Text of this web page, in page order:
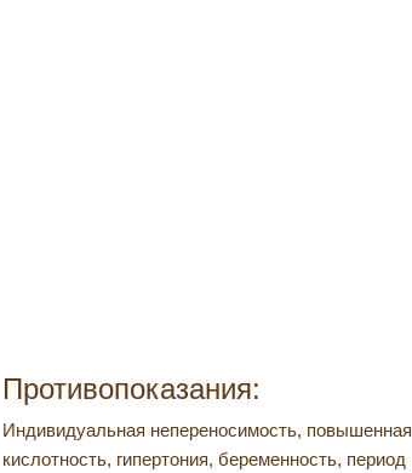
Противопоказания:
Индивидуальная непереносимость, повышенная
кислотность, гипертония, беременность, период